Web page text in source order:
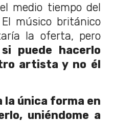
medio tiempo del
El músico británico
la oferta, pero
puede hacerlo
artista y no él
la única forma en
uniéndome a